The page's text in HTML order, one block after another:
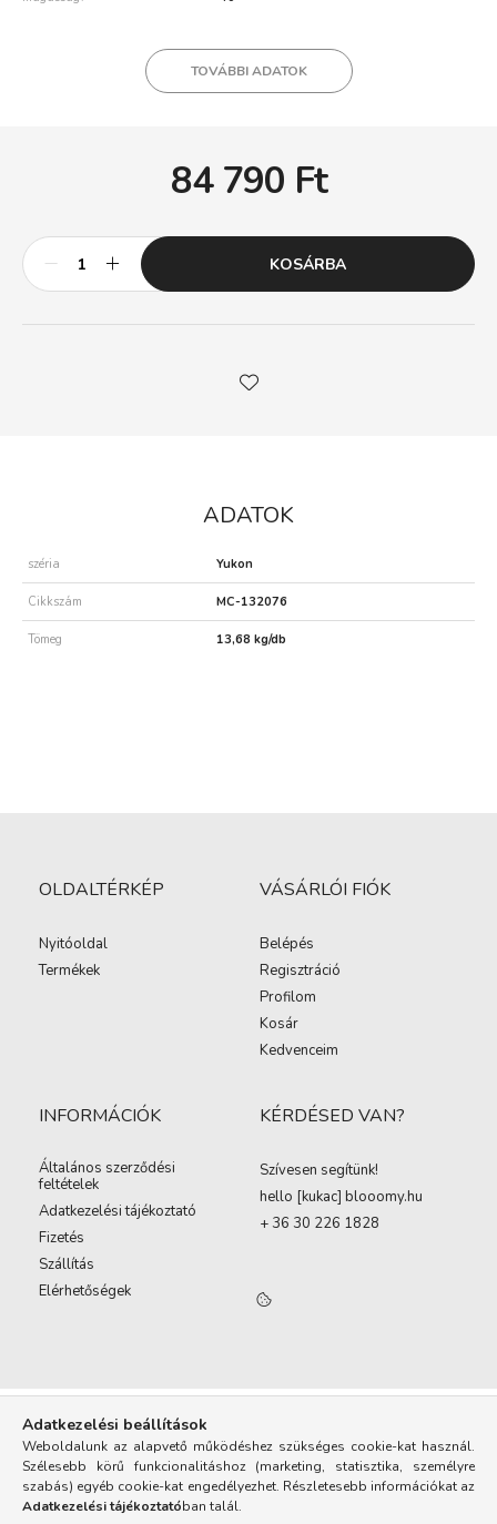
TOVÁBBI ADATOK
84 790 Ft
KOSÁRBA
ADATOK
széria Yukon
Cikkszám MC-132076
Tömeg 13,68 kg/db
OLDALTÉRKÉP
Nyitóoldal
Termékek
VÁSÁRLÓI FIÓK
Belépés
Regisztráció
Profilom
Kosár
Kedvenceim
INFORMÁCIÓK
Általános szerződési
feltételek
Adatkezelési tájékoztató
Fizetés
Szállítás
Elérhetőségek
KÉRDÉSED VAN?
Szívesen segítünk!
hello [kukac] blooomy.hu
+ 36 30 226 1828
Adatkezelési beállítások
Weboldalunk az alapvető működéshez szükséges cookie-kat használ.
Szélesebb körű funkcionalitáshoz (marketing, statisztika, személyre
szabás) egyéb cookie-kat engedélyezhet. Részletesebb információkat az
Adatkezelési tájékoztatóban talál.